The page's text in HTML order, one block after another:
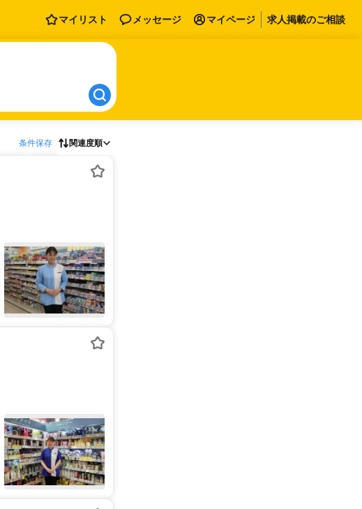
マイリスト メッセージ マイページ 求人掲載のご相談
条件保存 関連度順